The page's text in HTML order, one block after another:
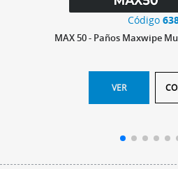
Código
MAX 50 - Paños Maxwipe
VER